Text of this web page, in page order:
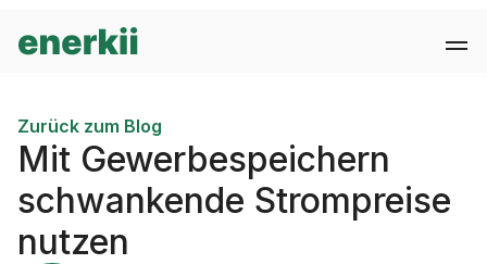
Zurück zum Blog
Mit Gewerbespeichern
schwankende Strompreise
nutzen